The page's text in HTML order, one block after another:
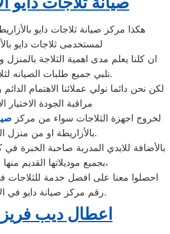
هكذا مركز صيانة ثلاجات دايو
لمستخدمى ثلاجات دايو
ان كلنا يعلم مدى اهمية الثلاجة
نلبي جميع طلبات الصيانه لثلاجات دايو.
لكن نحن دائما نولي عملائنا الاهتمام
مراقبة الجودة الاختيار
لخروج اجهزة الثلاجات سواء من مركز
بالأزاريطة او من منزل العميل.
بالأضافة للايدي المدربة صاحبة الخبرة
بجميع موديلاتها القديم منها والحديث،
احصلوا معنا على افضل خدمة للثلاجات
رقم مركز صيانة دايو في الأزاريطة.
اعطال ديب